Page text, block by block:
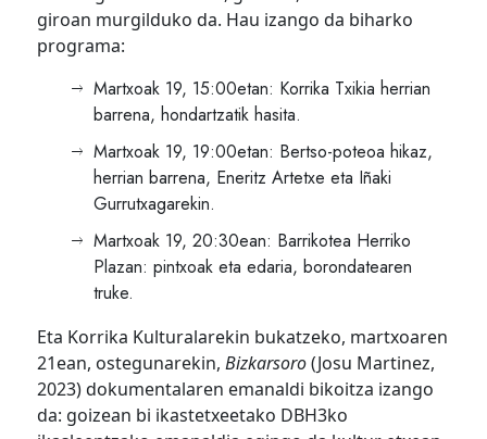
giroan murgilduko da. Hau izango da biharko
programa:
Martxoak 19, 15:00etan: Korrika Txikia herrian
barrena, hondartzatik hasita.
Martxoak 19, 19:00etan: Bertso-poteoa hikaz,
herrian barrena, Eneritz Artetxe eta Iñaki
Gurrutxagarekin.
Martxoak 19, 20:30ean: Barrikotea Herriko
Plazan: pintxoak eta edaria, borondatearen
truke.
Eta Korrika Kulturalarekin bukatzeko, martxoaren
21ean, ostegunarekin,Bizkarsoro(Josu Martinez,
2023) dokumentalaren emanaldi bikoitza izango
da: goizean bi ikastetxeetako DBH3ko